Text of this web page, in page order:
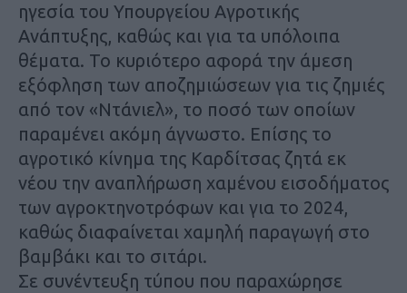
ηγεσία του Υπουργείου Αγροτικής
Ανάπτυξης, καθώς και για τα υπόλοιπα
θέματα. Το κυριότερο αφορά την άμεση
εξόφληση των αποζημιώσεων για τις ζημιές
από τον «Ντάνιελ», το ποσό των οποίων
παραμένει ακόμη άγνωστο. Επίσης το
αγροτικό κίνημα της Καρδίτσας ζητά εκ
νέου την αναπλήρωση χαμένου εισοδήματος
των αγροκτηνοτρόφων και για το 2024,
καθώς διαφαίνεται χαμηλή παραγωγή στο
βαμβάκι και το σιτάρι.
Σε συνέντευξη τύπου που παραχώρησε